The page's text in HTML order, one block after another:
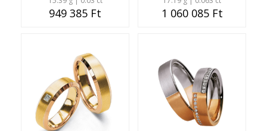
949 385 Ft 1 060 085 Ft